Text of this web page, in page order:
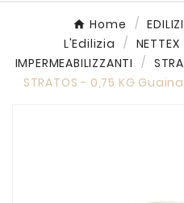
Home
L'Edilizia
NETTEX
IMPERMEABILIZZANTI
STRATOS - 0,75 KG